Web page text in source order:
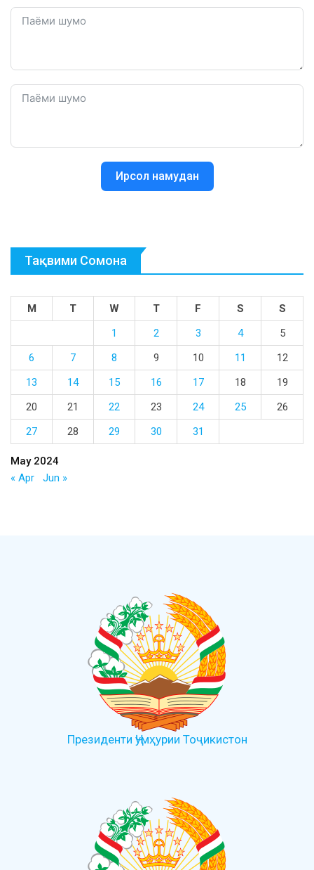
Ирсол намудан
Тақвими Сомона
May 2024
M T W T F S
S
1
2 3 4
5
6
7 8 9 10 11
12
13
14 15 16 17 18
19
20
21 22 23 24 25
26
27
28 29 30 31
« Apr Jun »
Президенти Ҷумҳурии Тоҷикистон